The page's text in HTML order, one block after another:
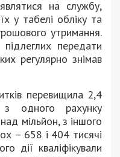
на службу,
у табелі обліку та
утримання.
передати
регулярно знімав
перевищила 2,4
з одного рахунку
мільйон, з іншого
– 658 і 404 тисячі
дії кваліфікували